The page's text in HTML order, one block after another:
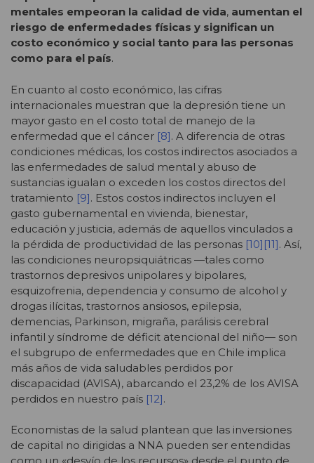
mentales empeoran la calidad de vida, aumentan el
riesgo de enfermedades físicas y significan un
costo económico y social tanto para las personas
como para el país.
En cuanto al costo económico, las cifras
internacionales muestran que la depresión tiene un
mayor gasto en el costo total de manejo de la
enfermedad que el cáncer [8]. A diferencia de otras
condiciones médicas, los costos indirectos asociados a
las enfermedades de salud mental y abuso de
sustancias igualan o exceden los costos directos del
tratamiento [9]. Estos costos indirectos incluyen el
gasto gubernamental en vivienda, bienestar,
educación y justicia, además de aquellos vinculados a
la pérdida de productividad de las personas [10] [11]. Así,
las condiciones neuropsiquiátricas —tales como
trastornos depresivos unipolares y bipolares,
esquizofrenia, dependencia y consumo de alcohol y
drogas ilícitas, trastornos ansiosos, epilepsia,
demencias, Parkinson, migraña, parálisis cerebral
infantil y síndrome de déficit atencional del niño— son
el subgrupo de enfermedades que en Chile implica
más años de vida saludables perdidos por
discapacidad (AVISA), abarcando el 23,2% de los AVISA
perdidos en nuestro país [12].
Economistas de la salud plantean que las inversiones
de capital no dirigidas a NNA pueden ser entendidas